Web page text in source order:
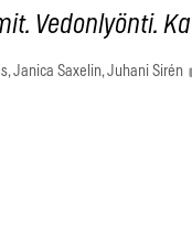
Vedonlyönti.
Janica Saxelin, Juhani Sirén